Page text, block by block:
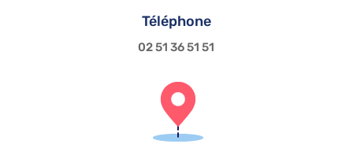
Téléphone
02 51 36 51 51